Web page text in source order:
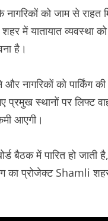
को जाम से
में यातायात व्यवस्था
है।
नागरिकों को पार्किंग
प्रमुख स्थानों पर
आएगी।
बैठक में पारित हो जाती
का प्रोजेक्ट Shamli